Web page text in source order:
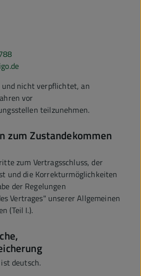
nicht verpflichtet, an
vor
teilzunehmen.
zum Zustandekommen
zum Vertragsschluss, der
und die Korrekturmöglichkeiten
der Regelungen
Vertrages" unserer Allgemeinen
(Teil I.).
deutsch.